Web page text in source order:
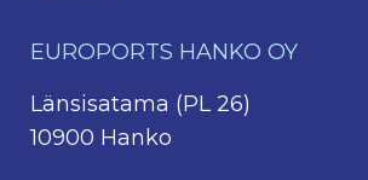
EUROPORTS HANKO OY
Länsisatama (PL 26)
10900 Hanko